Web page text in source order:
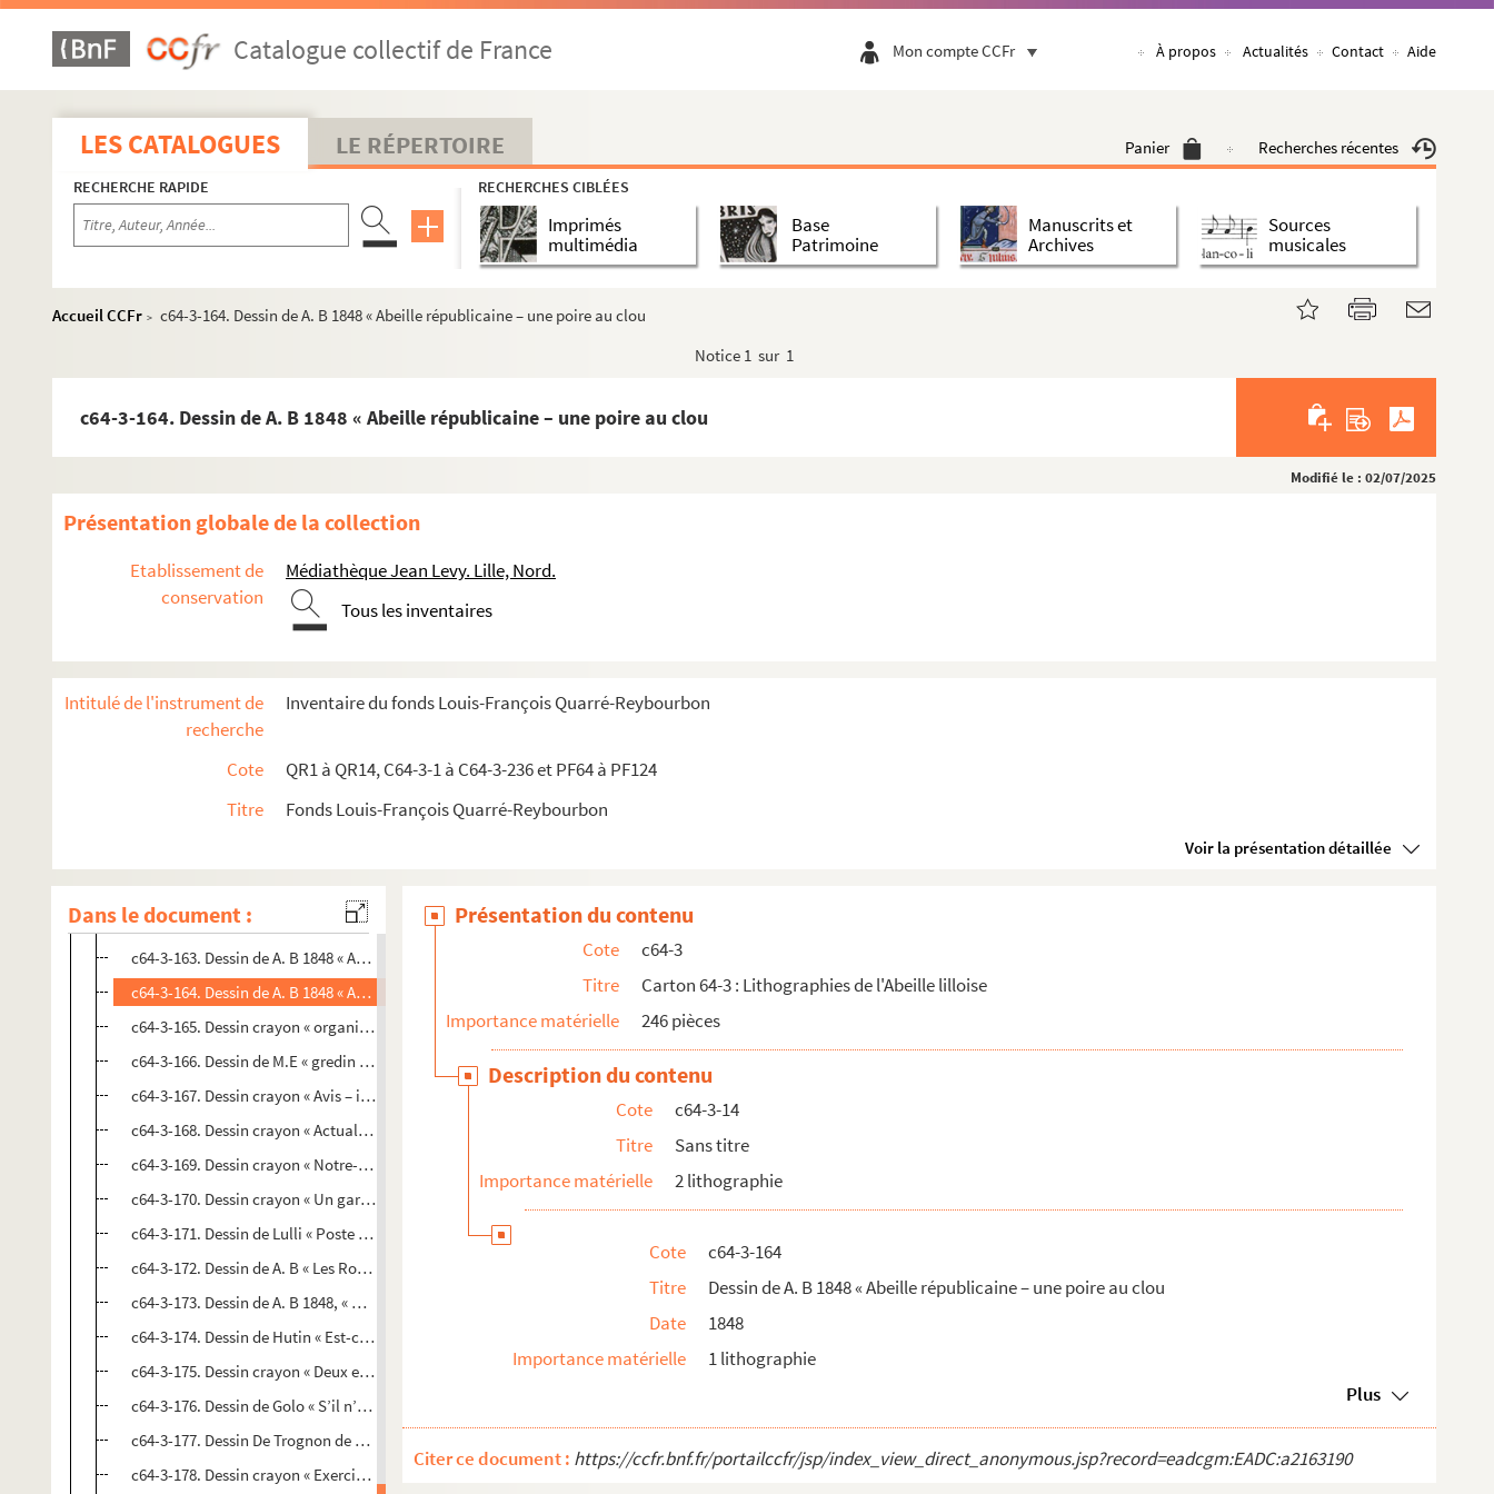
Catalogue collectif de France Mon compte CCFr À propos Actualités Contact Aide
LES CATALOGUES LE RÉPERTOIRE Panier Recherches récentes
RECHERCHE RAPIDE RECHERCHES CIBLÉES
Imprimés
multimédia
Base
Patrimoine
Manuscrits et
Archives
Sources
musicales
Accueil CCFr > c64-3-164. Dessin de A. B 1848 « Abeille républicaine – une poire au clou
Notice 1 sur 1
c64-3-164. Dessin de A. B 1848 « Abeille républicaine – une poire au clou
Modifié le : 02/07/2025
Présentation globale de la collection
Etablissement de
conservation
Médiathèque Jean Levy. Lille, Nord.
Tous les inventaires
Intitulé de l'instrument de
recherche
Inventaire du fonds Louis-François Quarré-Reybourbon
Cote
QR1 à QR14, C64-3-1 à C64-3-236 et PF64 à PF124
Titre
Fonds Louis-François Quarré-Reybourbon
Voir la présentation détaillée
Dans le document :
c64-3-137. Dessin crayon 1848 Trognon de chou « Le messager du Nord à la recherche d’un imprimeur »
c64-3-138. Dessin crayon « Amiens le 12 juin 1848 – Diable ! l’affaire a été chaude »
c64-3-139. Dessin de Julio « Société lilloise – une célébrité exécutant à l’association musicale »
c64-3-140. Dessin de V.B « Fulbert un jour coupa les ailes d’Abeilard »
c64-3-141. Dessin de V.B « Le printemps – l’aurore aux doigts de rose ouvrit les portes... »
c64-3-142. Dessin de Julio « Chronique locale – tentative d’assassinat par le Messager du Nord »
c64-3-143. Dessin de Julio « Théâtre de Lille – l’ours et le pacha »
c64-3-147. Dessin de Julio, caricature d’un violoniste
c64-3-150. Dessin crayon « La bosse de satisfaction »
c64-3-152. Dessin de Hutin, caricature d’un accordéoniste
c64-3-153. Dessin de V. B « Le jour des cendres – Mag’rite on a vu des rués épouser des bergères »
c64-3-155. Dessin de Julio « Société lilloise – célébrité exécutant à l’association musicale »
c64-3-156. Dessin de Julio « Société lilloise – célébrité exécutant à l’association musicale ».
c64-3-158. Dessin de Julio « Société lilloise – célébrité exécutant à l’association musicale »
c64-3-159. Dessin de Julio « Société lilloise – célébrité exécutant à l’association musicale »
c64-3-161. Dessin de Croque tout. 10 dessins « Pronostique pour 1849 ».Fond vert
c64-3-162. Dessin de Julio « Célébrité à l’association musicale »
c64-3-163. Dessin de A. B 1848 « Abeille lilloise – Dachou ? t’as pas honte de pleurnicher... »
c64-3-164. Dessin de A. B 1848 « Abeille républicaine – une poire au clou
c64-3-165. Dessin crayon « organisation du travail »
c64-3-166. Dessin de M.E « gredin de N°100 »
c64-3-167. Dessin crayon « Avis – il a été perdu dans la nuit du 28 au 29 octobre une grosse caisse et des cymb...
c64-3-168. Dessin crayon « Actualité lilloise – conducteur un bain ! »
c64-3-169. Dessin crayon « Notre-Dame de Grâce »
c64-3-170. Dessin crayon « Un garde champêtre en discorde avec l’équilibre»
c64-3-171. Dessin de Lulli « Poste de la Mairie »
c64-3-172. Dessin de A. B « Les Rois de l’Europe »
c64-3-173. Dessin de A. B 1848, « Projet statue équestre à Louis Philippe »
c64-3-174. Dessin de Hutin « Est-ce ici qu’on demande un roi de France »
c64-3-175. Dessin crayon « Deux extrêmes se touchent »
c64-3-176. Dessin de Golo « S’il n’a pas vu le feu, au moins a-t-il vu l’eau ». (Litho de Bracke)
c64-3-177. Dessin De Trognon de chou 1848 « Le marchand d’escarbilles»
c64-3-178. Dessin crayon « Exercices au Champ de Mars »
Présentation du contenu
Cote
c64-3
Titre
Carton 64-3 : Lithographies de l'Abeille lilloise
Importance matérielle
246 pièces
Description du contenu
Cote
c64-3-14
Titre
Sans titre
Importance matérielle
2 lithographie
Cote
c64-3-164
Titre
Dessin de A. B 1848 « Abeille républicaine – une poire au clou
Date
1848
Importance matérielle
1 lithographie
Plus
Citer ce document : https://ccfr.bnf.fr/portailccfr/jsp/index_view_direct_anonymous.jsp?record=eadcgm:EADC:a2163190